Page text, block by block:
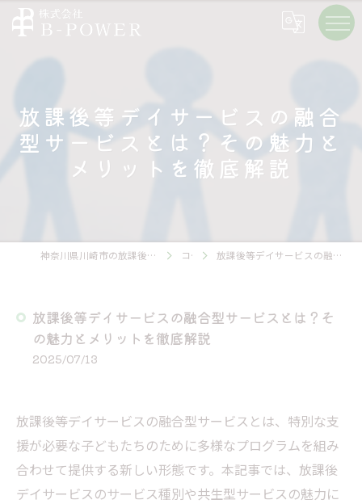
放課後等デイサービスの融合
型サービスとは？その魅力と
メリットを徹底解説
神奈川県川崎市の放課後等デイサービスの求人なら株式会社B-POWER コラム 放課後等デイサービスの融合型サービスとは？その魅力とメリットを徹底解説
放課後等デイサービスの融合型サービスとは？そ
の魅力とメリットを徹底解説
2025/07/13
放課後等デイサービスの融合型サービスとは、特別な支
援が必要な子どもたちのために多様なプログラムを組み
合わせて提供する新しい形態です。本記事では、放課後
デイサービスのサービス種別や共生型サービスの魅力に